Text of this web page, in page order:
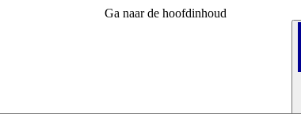
Ga naar de hoofdinhoud